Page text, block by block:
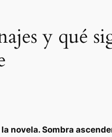
y qué
novela. Sombra